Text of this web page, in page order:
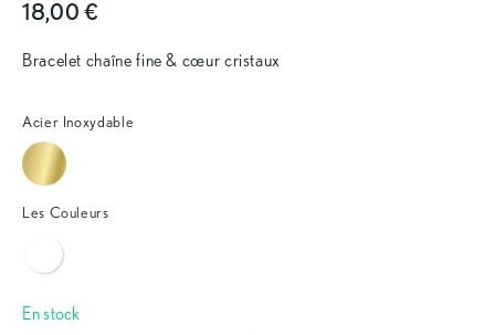
18,00 €
Bracelet chaîne fine & cœur cristaux
Acier Inoxydable
Les Couleurs
En stock